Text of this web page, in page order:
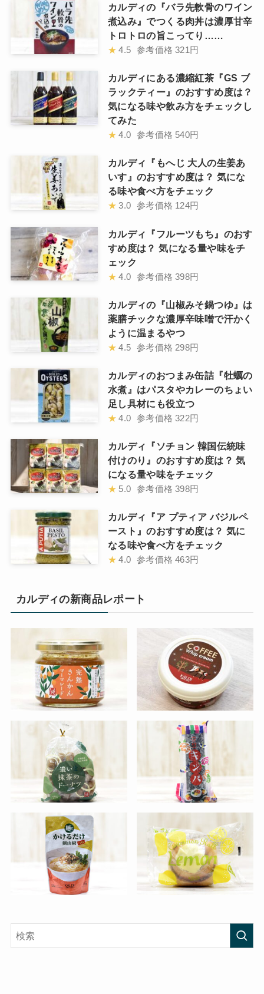
カルディの『バラ先軟骨のワイン
煮込み』でつくる肉丼は濃厚甘辛
トロトロの旨こってり……
★ 4.5 参考価格 321円
カルディにある濃縮紅茶『GS ブ
ラックティー』のおすすめ度は？
気になる味や飲み方をチェックし
てみた
★ 4.0 参考価格 540円
カルディ『もへじ 大人の生姜あ
いす』のおすすめ度は？ 気にな
る味や食べ方をチェック
★ 3.0 参考価格 124円
カルディ『フルーツもち』のおす
すめ度は？ 気になる量や味をチ
ェック
★ 4.0 参考価格 398円
カルディの『山椒みそ鍋つゆ』は
薬膳チックな濃厚辛味噌で汗かく
ように温まるやつ
★ 4.5 参考価格 298円
カルディのおつまみ缶詰『牡蠣の
水煮』はパスタやカレーのちょい
足し具材にも役立つ
★ 4.0 参考価格 322円
カルディ『ソチョン 韓国伝統味
付けのり』のおすすめ度は？ 気
になる量や味をチェック
★ 5.0 参考価格 398円
カルディ『ア プティア バジルペ
ースト』のおすすめ度は？ 気に
なる味や食べ方をチェック
★ 4.0 参考価格 463円
カルディの新商品レポート